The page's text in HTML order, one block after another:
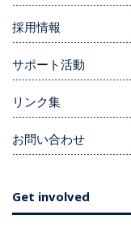
採用情報
サポート活動
リンク集
お問い合わせ
Get involved